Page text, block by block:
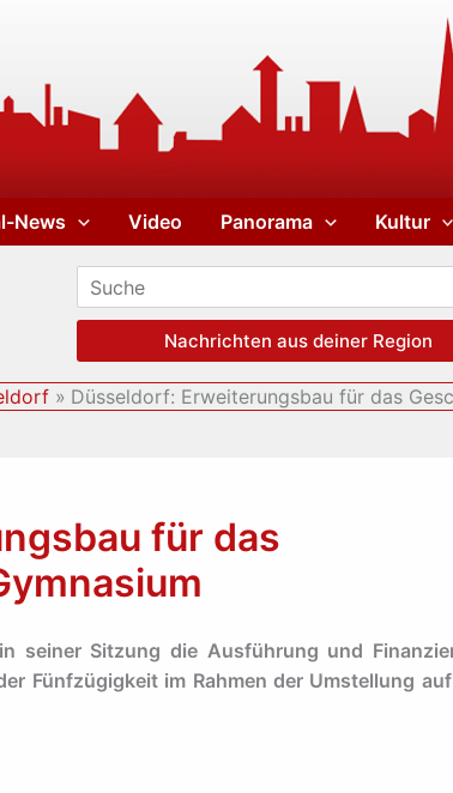
News Video Panorama Kultur
Nachrichten aus deiner Region
Düsseldorf: Erweiterungsbau für das
für das
seiner Sitzung die Ausführung und
Fünfzügigkeit im Rahmen der Umstellung